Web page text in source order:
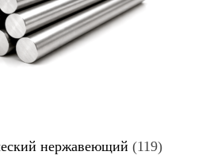
нержавеющий (119)